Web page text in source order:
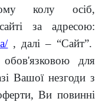
колу осіб,
за адресою:
, далі – “Сайт”.
для
Вашої незгоди з
Ви повинні